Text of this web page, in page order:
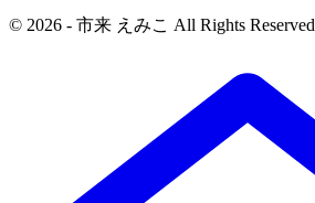
© 2026 - 市来 えみこ All Rights Reserved